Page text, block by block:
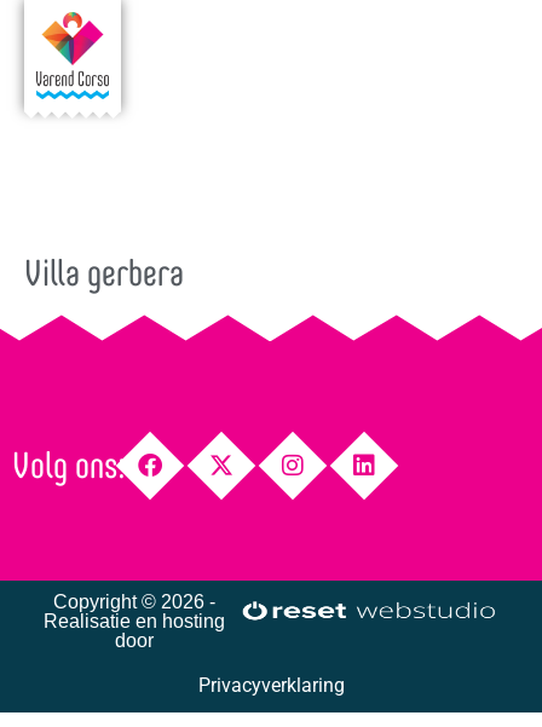
Villa gerbera
Volg ons:
Copyright © 2026 -
Realisatie en hosting
door
Privacyverklaring